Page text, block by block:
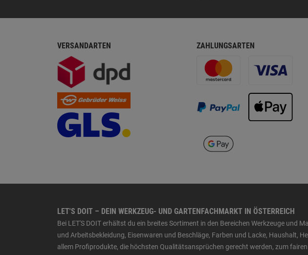
VERSANDARTEN ZAHLUNGSARTEN
LET'S DOIT – DEIN WERKZEUG- UND GARTENFACHMARKT IN ÖSTERREICH
Bei LET'S DOIT erhältst du ein breites Sortiment in den Bereichen Werkzeuge und
und Arbeitsbekleidung, Eisenwaren und Beschläge, Farben und Lacke, Haushalt,
allem Profiprodukte, die höchsten Qualitätsansprüchen gerecht werden, zum